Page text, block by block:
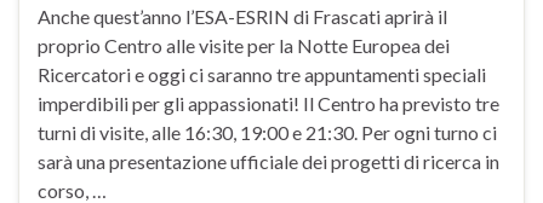
Anche quest’anno l’ESA-ESRIN di Frascati aprirà il
proprio Centro alle visite per la Notte Europea dei
Ricercatori e oggi ci saranno tre appuntamenti speciali
imperdibili per gli appassionati! Il Centro ha previsto tre
turni di visite, alle 16:30, 19:00 e 21:30. Per ogni turno ci
sarà una presentazione ufficiale dei progetti di ricerca in
corso, …